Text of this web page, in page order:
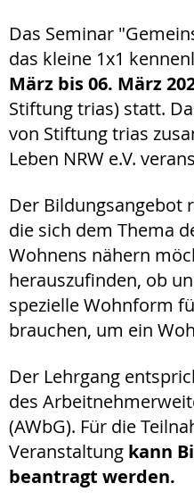
Das Seminar
das kleine 1x1
März bis 06. März
Stiftung trias) statt.
von Stiftung trias
Leben NRW e.V.
Der Bildungsangebot
die sich dem Thema
Wohnens nähern
herauszufinden, ob
spezielle Wohnform
brauchen, um ein
Der Lehrgang
des
(AWbG). Für die
Veranstaltung kann
beantragt werden.